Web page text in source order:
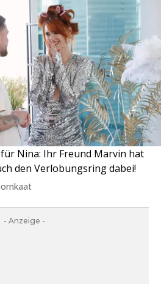
Nina: Ihr Freund Marvin hat
den Verlobungsring dabei!
- Anzeige -